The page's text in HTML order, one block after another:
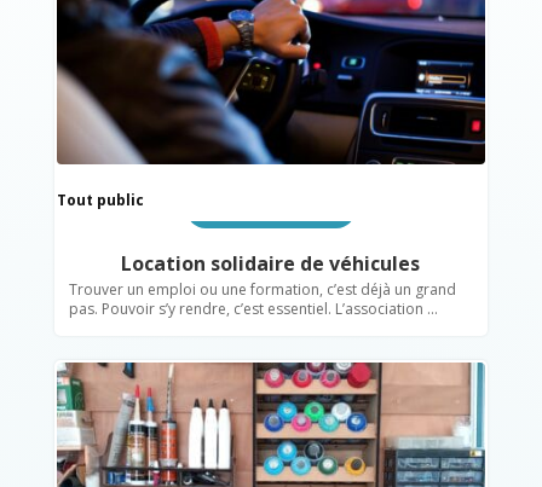
Tout public
Location solidaire de véhicules
Trouver un emploi ou une formation, c’est déjà un grand
pas. Pouvoir s’y rendre, c’est essentiel. L’association ...